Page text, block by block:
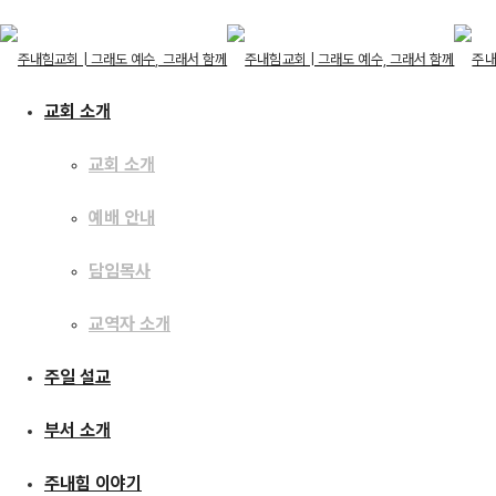
교회 소개
교회 소개
담임목사
주일 설교
주내힘 이야기
교회 소개
교회 소개
예배 안내
담임목사
교역자 소개
주일 설교
부서 소개
주내힘 이야기
주내힘 이야기
주내힘교회 부모학교